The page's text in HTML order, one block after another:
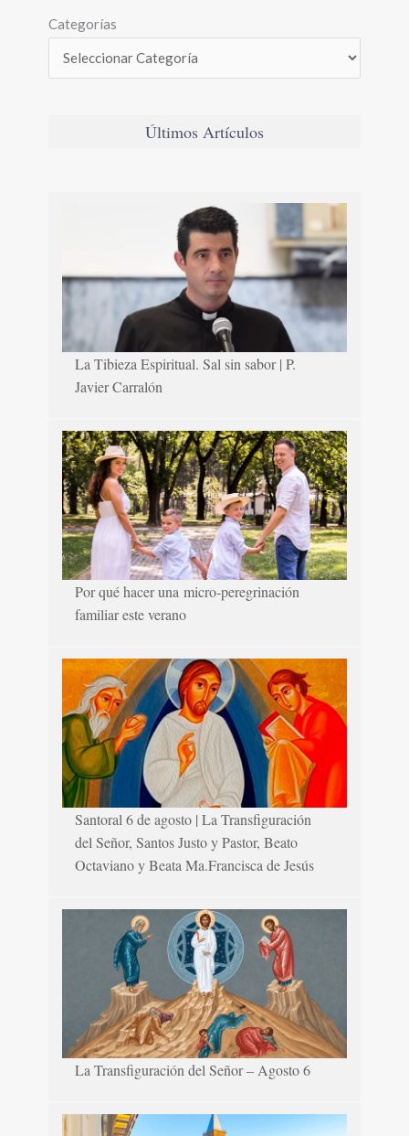
Categorías
Últimos Artículos
La Tibieza Espiritual. Sal sin sabor | P.
Javier Carralón
Por qué hacer una micro-peregrinación
familiar este verano
Santoral 6 de agosto | La Transfiguración
del Señor, Santos Justo y Pastor, Beato
Octaviano y Beata Ma.Francisca de Jesús
La Transfiguración del Señor – Agosto 6